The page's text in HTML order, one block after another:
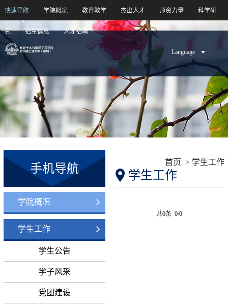
快速导航 学院概况 教育教学 杰出人才 师资力量 科学研
究 招生信息 人才招聘
Language
学院概况 教育教学 杰出人才 师资力量
科学研究 招生信息 人才招聘
手机导航
学院概况
学生工作
学生公告
学子风采
党团建设
首页 > 学生工作
学生工作
共0条 0/0